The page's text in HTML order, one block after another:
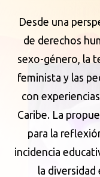
Desde una
de derechos
sexo-género, la
feminista y las
con
Caribe. La
para la
incidencia
la diversidad